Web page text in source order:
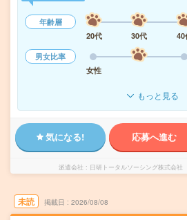
年齢層
20代
30代 40
男女比率
女性
もっと見る
気になる! 応募へ進む
派遣会社 日研トータルソーシング株式会
未読 掲載日 2026/08/08